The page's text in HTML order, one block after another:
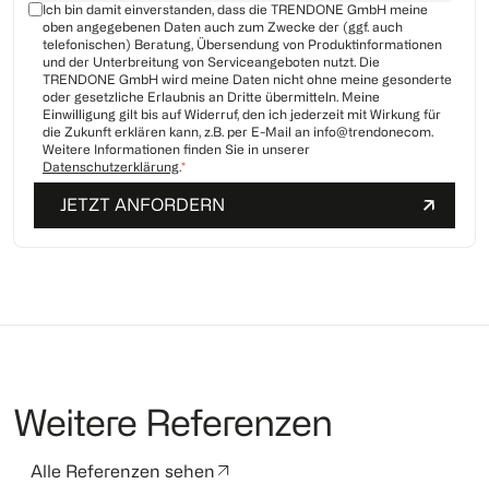
Ich bin damit einverstanden, dass die TRENDONE GmbH meine
oben angegebenen Daten auch zum Zwecke der (ggf. auch
telefonischen) Beratung, Übersendung von Produktinformationen
und der Unterbreitung von Serviceangeboten nutzt. Die
TRENDONE GmbH wird meine Daten nicht ohne meine gesonderte
oder gesetzliche Erlaubnis an Dritte übermitteln. Meine
Einwilligung gilt bis auf Widerruf, den ich jederzeit mit Wirkung für
die Zukunft erklären kann, z.B. per E-Mail an info@trendonecom.
Weitere Informationen finden Sie in unserer
Datenschutzerklärung.*
Weitere Referenzen
Alle Referenzen sehen